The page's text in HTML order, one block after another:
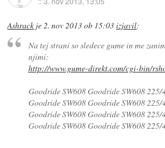
Ashrack je 2. nov 2013 ob 15:03izjavil:
Na tej strani so sledece gume in me
njimi:
http://www.gume-direkt.com/cgi-bin/
Goodride SW608 Goodride SW608 225/
Goodride SW608 Goodride SW608 225/
Goodride SW608 Goodride SW608 225/
Goodride SW608 Goodride SW608